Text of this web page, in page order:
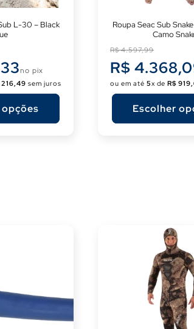
L-30 – Black
no pix
216,49 sem juros
Roupa Seac Sub
Camo
Preço
normal
R$ 4.597,99
R$
ou em até 5x de R$
Escolher